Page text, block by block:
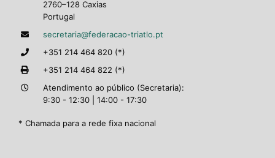
2760–128 Caxias
Portugal
secretaria@federacao-triatlo.pt
+351 214 464 820 (*)
+351 214 464 822 (*)
Atendimento ao público (Secretaria):
9:30 - 12:30 | 14:00 - 17:30
* Chamada para a rede fixa nacional